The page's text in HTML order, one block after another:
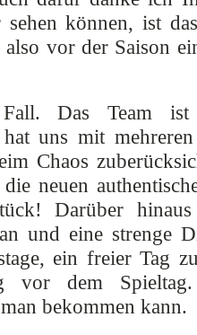
können, ist
also vor der Saison
Das Team ist
hat uns mit
Chaos
neuen
Darüber
und eine strenge
ein freier Tag
vor dem
bekommen kann.